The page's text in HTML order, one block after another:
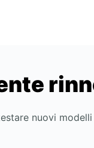
nuovi modelli